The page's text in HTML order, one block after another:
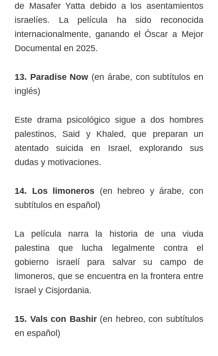
de Masafer Yatta debido a los asentamientos
israelíes. La película ha sido reconocida
internacionalmente, ganando el Óscar a Mejor
Documental en 2025.
13. Paradise Now (en árabe, con subtítulos en
inglés)
Este drama psicológico sigue a dos hombres
palestinos, Said y Khaled, que preparan un
atentado suicida en Israel, explorando sus
dudas y motivaciones.
14. Los limoneros (en hebreo y árabe, con
subtítulos en español)
La película narra la historia de una viuda
palestina que lucha legalmente contra el
gobierno israelí para salvar su campo de
limoneros, que se encuentra en la frontera entre
Israel y Cisjordania.
15. Vals con Bashir(en hebreo, con subtítulos
en español)